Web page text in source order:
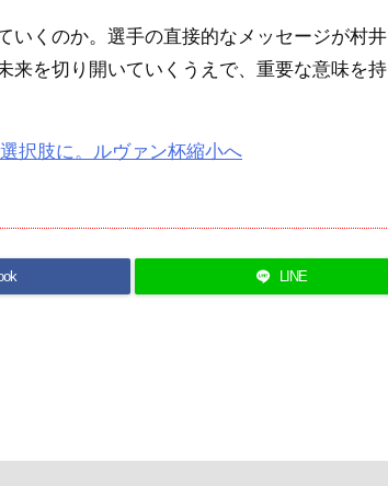
くのか。選手の直接的なメッセージが村井
来を切り開いていくうえで、重要な意味を持
択肢に。ルヴァン杯縮小へ
LINE